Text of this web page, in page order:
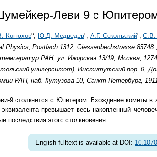
Леви 9 с
Конюховв, Ю.Д. Медведевг, А.Г. Сокольскийг, С.В.
Physics, Postfach 1312, Giessenbechstrasse 85748
РАН, ул. Ижорская 13/19, Москва,
университет), Институтский пер. 9,
РАН, наб. Кутузова 10, Санкт-Петербург,
9 столкнется с Юпитером. Вхождение кометы
эквивалента превышает весь накопленный
последствия этого столкновения.
English fulltext is available at DOI: